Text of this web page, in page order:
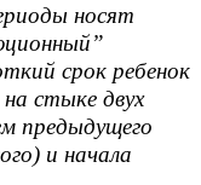
носят
срок ребенок
стыке двух
предыдущего
и начала